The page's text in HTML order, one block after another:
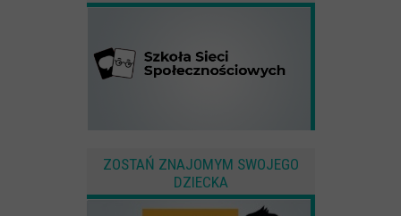
ZOSTAŃ ZNAJOMYM SWOJEGO
DZIECKA